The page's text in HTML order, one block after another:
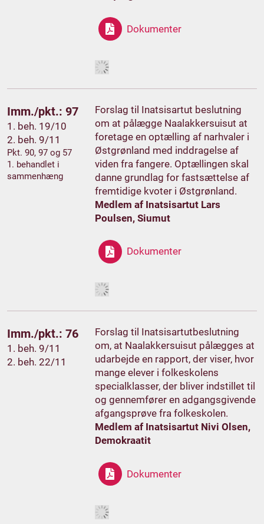
Dokumenter
Imm./pkt.: 97
1. beh. 19/10
2. beh. 9/11
Pkt. 90, 97 og 57
1. behandlet i
sammenhæng
Forslag til Inatsisartut beslutning
om at pålægge Naalakkersuisut at
foretage en optælling af narhvaler i
Østgrønland med inddragelse af
viden fra fangere. Optællingen skal
danne grundlag for fastsættelse af
fremtidige kvoter i Østgrønland.
Medlem af Inatsisartut Lars
Poulsen, Siumut
Dokumenter
Imm./pkt.: 76
1. beh. 9/11
2. beh. 22/11
Forslag til Inatsisartutbeslutning
om, at Naalakkersuisut pålægges at
udarbejde en rapport, der viser, hvor
mange elever i folkeskolens
specialklasser, der bliver indstillet til
og gennemfører en adgangsgivende
afgangsprøve fra folkeskolen.
Medlem af Inatsisartut Nivi Olsen,
Demokraatit
Dokumenter